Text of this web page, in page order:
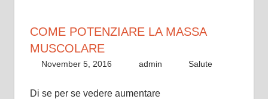
COME POTENZIARE LA MASSA
MUSCOLARE
November 5, 2016 admin Salute
Di se per se vedere aumentare